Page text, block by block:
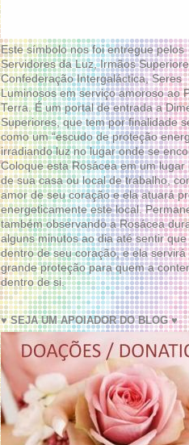
Este símbolo nos foi entregue pelos
Servidores da Luz, Irmãos
Confederação Intergaláctica, Seres
Luminosos em serviço amoroso ao
Terra. É um portal de entrada a
Superiores, que tem por finalidade
como um “escudo de proteção
irradiando luz no lugar onde se
Coloque esta Rosácea em um lugar
de sua casa ou local de trabalho,
amor de seu coração e ela atuará
energeticamente este local.
também observando a Rosácea
alguns minutos ao dia até sentir
dentro de seu coração, e ela servirá
grande proteção para quem a
dentro de si.
♥ SEJA UM APOIADOR DO BLOG ♥